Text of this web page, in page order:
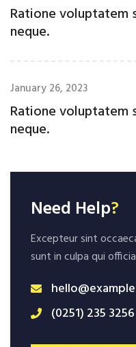
Ratione voluptatem
neque.
January 26, 2023
Ratione voluptatem
neque.
Need Help?
Excepteur sint
sunt in culpa qui
(0251) 235 3256